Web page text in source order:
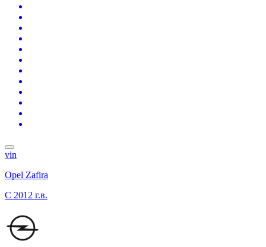
vin
Opel Zafira
C 2012 г.в.